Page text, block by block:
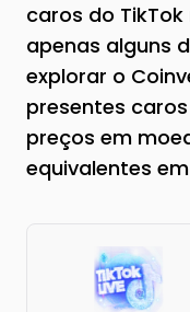
caros do
apenas alguns
explorar o
presentes
preços em
equivalentes